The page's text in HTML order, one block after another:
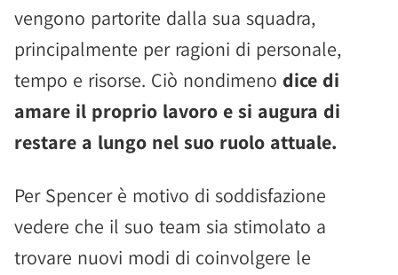
vengono partorite dalla sua squadra,
principalmente per ragioni di personale,
tempo e risorse. Ciò nondimeno dice di
amare il proprio lavoro e si augura di
restare a lungo nel suo ruolo attuale.
Per Spencer è motivo di soddisfazione
vedere che il suo team sia stimolato a
trovare nuovi modi di coinvolgere le